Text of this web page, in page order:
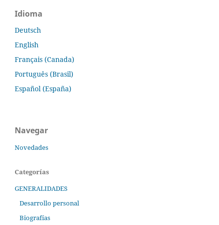
Idioma
Deutsch
English
Français (Canada)
Português (Brasil)
Español (España)
Navegar
Novedades
Categorías
GENERALIDADES
Desarrollo personal
Biografías